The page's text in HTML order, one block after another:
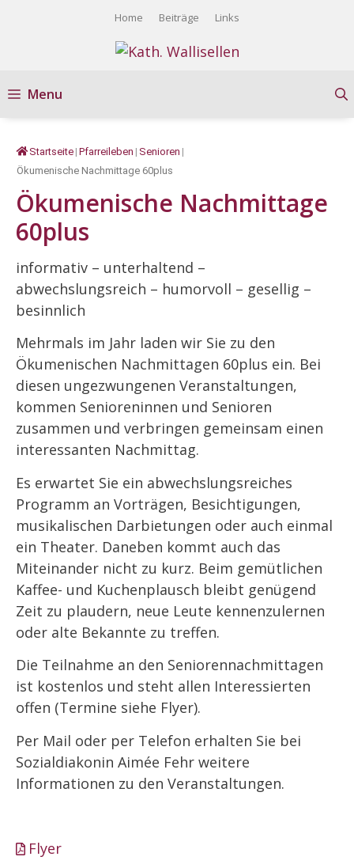
Home Beiträge Links
Menu
Startseite | Pfarreileben | Senioren |
Ökumenische Nachmittage 60plus
Ökumenische Nachmittage
60plus
informativ – unterhaltend –
abwechslungsreich – humorvoll – gesellig –
besinnlich
Mehrmals im Jahr laden wir Sie zu den
Ökumenischen Nachmittagen 60plus ein. Bei
diesen ungezwungenen Veranstaltungen,
kommen Senioreninnen und Senioren
zusammen und verbringen gemeinsam einen
interessanten Nachmittag.
Es erwartet Sie ein abwechslungsreiches
Programm an Vorträgen, Besichtigungen,
musikalischen Darbietungen oder auch einmal
ein Theater. Daneben kommt auch das
Miteinander nicht zu kurz. Beim gemütlichen
Kaffee- und Kuchenplausch bleibt genügend
Zeit zu plaudern, neue Leute kennenzulernen
oder alte Bekannte zu treffen.
Die Teilnahme an den Seniorennachmittagen
ist kostenlos und steht allen Interessierten
offen (Termine siehe Flyer).
Per Mail oder per Telefon erhalten Sie bei
Sozialdiakonin Aimée Fehr weitere
Informationen zu den Veranstaltungen.
Flyer